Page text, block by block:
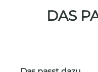
DAS